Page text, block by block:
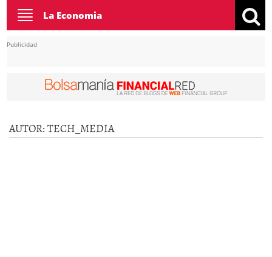
Toggle
navigation
La Economia
Publicidad
AUTOR:TECH_MEDIA